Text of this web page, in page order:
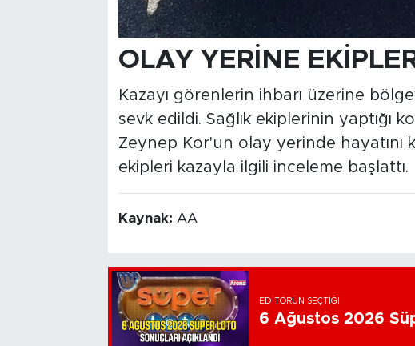
OLAY YERİNE
Kazayı görenlerin ihbarı üzerine
sevk edildi. Sağlık ekiplerinin yaptığı
Zeynep Kor'un olay yerinde hayatını
ekipleri kazayla ilgili inceleme başlattı.
Kaynak: AA
EDITÖRÜN SEÇTIĞI
6 Ağustos 2026